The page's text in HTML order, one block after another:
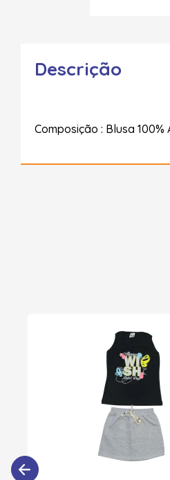
Descrição
Composição : Blusa